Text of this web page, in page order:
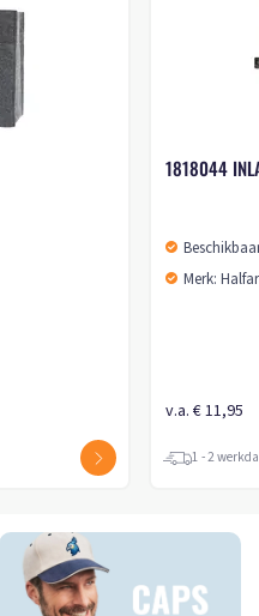
1818044
Merk: Halfar
v.a. € 11,95
1 - 2